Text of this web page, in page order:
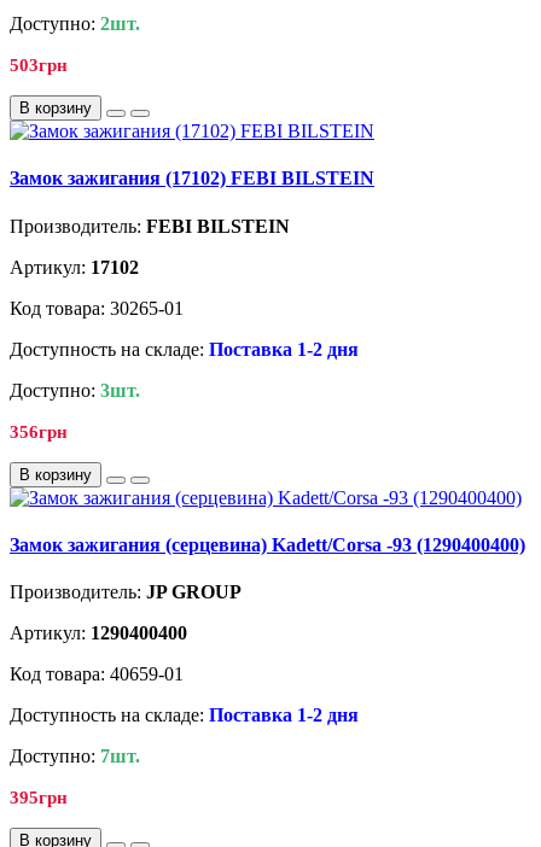
Доступно: 2шт.
503грн
В корзину
Замок зажигания (17102) FEBI BILSTEIN
Производитель: FEBI BILSTEIN
Артикул: 17102
Код товара: 30265-01
Доступность на складе: Поставка 1-2 дня
Доступно: 3шт.
356грн
В корзину
Замок зажигания (серцевина) Kadett/Corsa -93 (1290400400)
Производитель: JP GROUP
Артикул: 1290400400
Код товара: 40659-01
Доступность на складе: Поставка 1-2 дня
Доступно: 7шт.
395грн
В корзину